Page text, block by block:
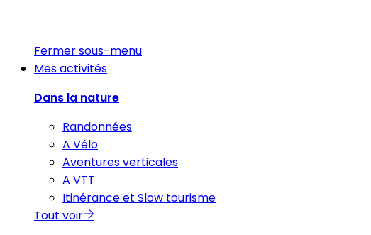
Fermer sous-menu
Mes activités
Dans la nature
Randonnées
A Vélo
Aventures verticales
A VTT
Itinérance et Slow tourisme
Tout voir